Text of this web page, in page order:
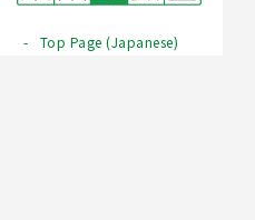
Top Page (Japanese)